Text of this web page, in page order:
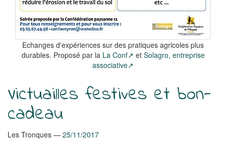
Echanges d'expériences sur des pratiques agricoles plus
durables. Proposé par la La Conf et Solagro, entreprise
associative
Victuailles festives et bon-
cadeau
Les Tronques
25/11/2017